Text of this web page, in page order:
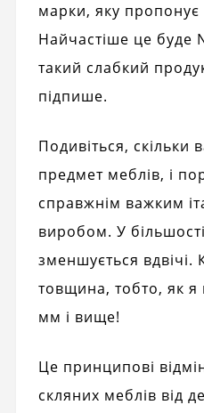
марки, яку
Найчастіше це буде
такий слабкий
підпише.
Подивіться, скільки
предмет меблів, і
справжнім важким
виробом. У
зменшується вдвічі.
товщина, тобто, як я
мм і вище!
Це принципові
скляних меблів від